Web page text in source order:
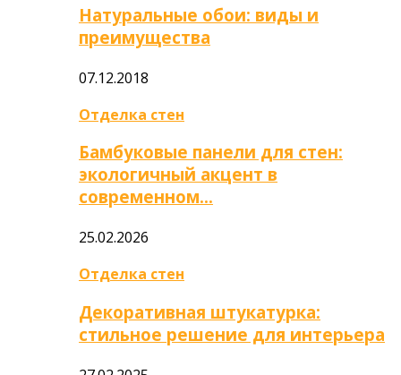
Натуральные обои: виды и
преимущества
07.12.2018
Отделка стен
Бамбуковые панели для стен:
экологичный акцент в
современном…
25.02.2026
Отделка стен
Декоративная штукатурка:
стильное решение для интерьера